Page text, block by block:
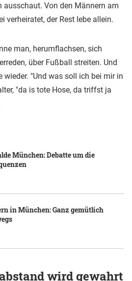
ausschaut. Von den Männern am
verheiratet, der Rest lebe allein.
man, herumflachsen, sich
über Fußball streiten. Und
wieder. "Und was soll ich bei mir in
"da is tote Hose, da triffst ja
München: Debatte um die
in München: Ganz gemütlich
wird gewahrt